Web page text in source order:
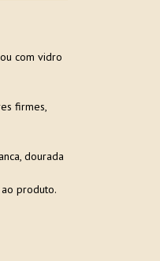
com vidro
firmes,
dourada
produto.